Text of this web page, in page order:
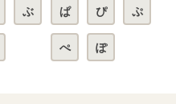
ぶ ぱ ぴ ぷ
ぺ ぽ